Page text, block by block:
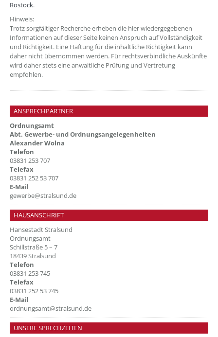
Rostock.
Hinweis:
Trotz sorgfältiger Recherche erheben die hier wiedergegebenen
Informationen auf dieser Seite keinen Anspruch auf Vollständigkeit
und Richtigkeit. Eine Haftung für die inhaltliche Richtigkeit kann
daher nicht übernommen werden. Für rechtsverbindliche Auskünfte
wird daher stets eine anwaltliche Prüfung und Vertretung
empfohlen.
ANSPRECHPARTNER
Ordnungsamt
Abt. Gewerbe- und Ordnungsangelegenheiten
Alexander Wolna
Telefon
03831 253 707
Telefax
03831 252 53 707
E-Mail
gewerbe@stralsund.de
HAUSANSCHRIFT
Hansestadt Stralsund
Ordnungsamt
Schillstraße 5 – 7
18439 Stralsund
Telefon
03831 253 745
Telefax
03831 252 53 745
E-Mail
ordnungsamt@stralsund.de
UNSERE SPRECHZEITEN